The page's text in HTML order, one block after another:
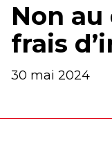
Non
frais
30 mai 2024